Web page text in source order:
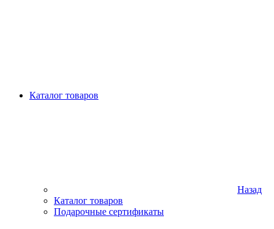
Каталог товаров
Назад
Каталог товаров
Подарочные сертификаты